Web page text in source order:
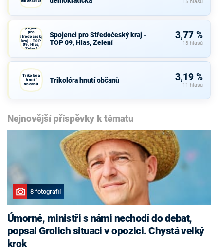
15 hlasů
Spojenci
pro
Středočeský
kraj - TOP
09, Hlas,
Zelení
Spojenci pro Středočeský kraj -
TOP 09, Hlas, Zelení
3,77 %
13 hlasů
Trikolóra
hnutí
občanů
Trikolóra hnutí občanů 3,19 %
11 hlasů
Nejnovější příspěvky k tématu
8 fotografií
Úmorné, ministři s námi nechodí do debat,
popsal Grolich situaci v opozici. Chystá velký
krok